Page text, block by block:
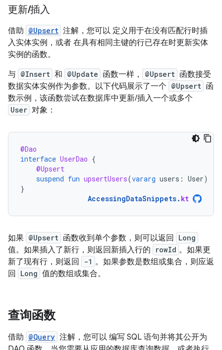
更新/插入
借助 @Upsert 注解，您可以 定义用于在没有匹配行时插
入实体实例，或者 在具有相同主键的行已存在时更新实体
实例的函数。
与 @Insert 和 @Update 函数一样， @Upsert 函数接受
数据实体实例作为参数。以下代码展示了一个 @Upsert 函
数示例，该函数尝试在数据库中更新/插入一个或多个
User 对象：
@Dao
interface UserDao {
@Upsert
suspend fun upsertUsers(vararg users : User)
}
AccessingDataSnippets. kt
如果 @Upsert 函数收到单个参数，则可以返回 Long
值。如果插入了新行，则返回新插入行的 rowId 。如果更
新了现有行，则返回
-1 。如果参数是数组或集合，则应返
回
Long 值的数组或集合。
查询函数
借助 @Query 注解，您可以 编写 SQL 语句并将其公开为